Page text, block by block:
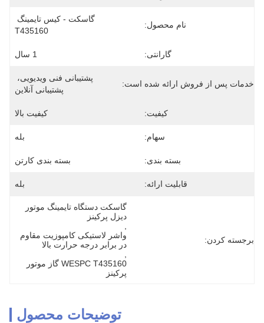
نام محصول:
T435160
گارانتی: 1 سال
خدمات پس از فروش ارائه شده است:
پشتیبانی آنلاین
کیفیت: کیفیت بالا
سهام: بله
بسته بندی: بسته بندی کارتن
قابلیت ارائه: بله
برجسته کردن:
دیزل پرکینز
در برابر درجه حرارت بالا
پرکینز
توضیحات محصول